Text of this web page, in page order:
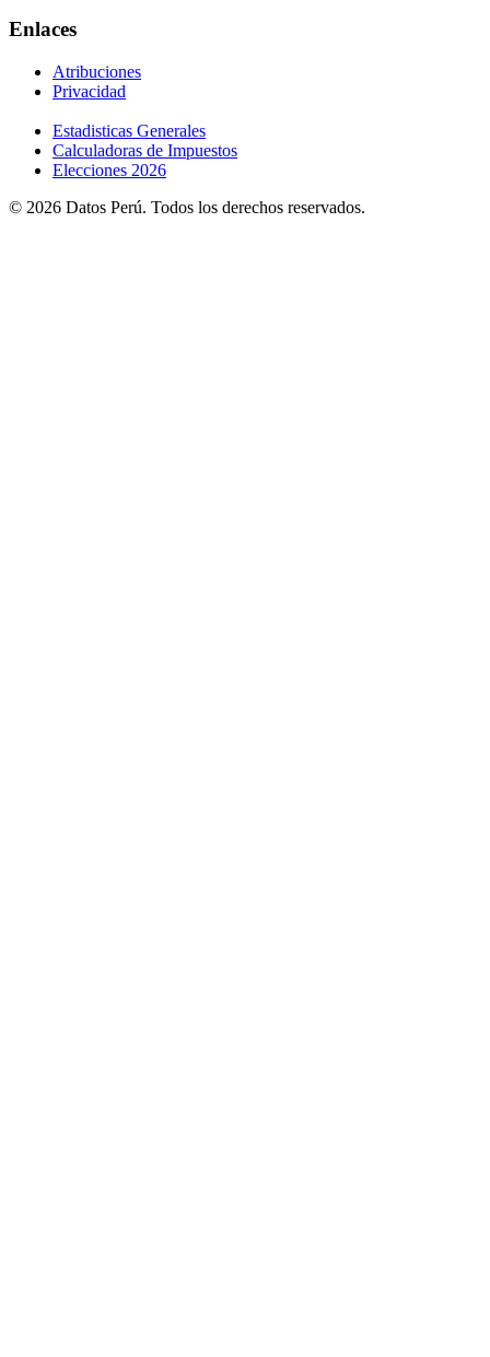
Enlaces
Atribuciones
Privacidad
Estadisticas Generales
Calculadoras de Impuestos
Elecciones 2026
© 2026 Datos Perú. Todos los derechos reservados.